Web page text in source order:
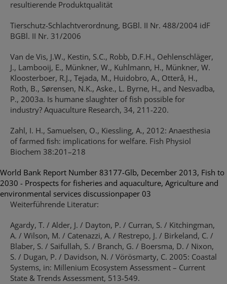
resultierende Produktqualität
Tierschutz-Schlachtverordnung, BGBl. II Nr. 488/2004 idF
BGBl. II Nr. 31/2006
Van de Vis, J.W., Kestin, S.C., Robb, D.F.H., Oehlenschläger,
J., Lambooij, E., Münkner, W., Kuhlmann, H., Münkner, W.
Kloosterboer, R.J., Tejada, M., Huidobro, A., Otterå, H.,
Roth, B., Sørensen, N.K., Aske., L. Byrne, H., and Nesvadba,
P., 2003a. Is humane slaughter of fish possible for
industry? Aquaculture Research, 34, 211-220.
Zahl, I. H., Samuelsen, O., Kiessling, A., 2012: Anaesthesia
of farmed ﬁsh: implications for welfare. Fish Physiol
Biochem 38:201–218
World Bank Report Number 83177-Glb, December 2013, Fish to
2030 - Prospects for fisheries and aquaculture, Agriculture and
environmental services discussionpaper 03
Weiterführende Literatur:
Agardy, T. / Alder, J. / Dayton, P. / Curran, S. / Kitchingman,
A. / Wilson, M. / Catenazzi, A. / Restrepo, J. / Birkeland, C. /
Blaber, S. / Saifullah, S. / Branch, G. / Boersma, D. / Nixon,
S. / Dugan, P. / Davidson, N. / Vörösmarty, C. 2005: Coastal
Systems, in: Millenium Ecosystem Assessment – Current
State & Trends Assessment, 513-549.